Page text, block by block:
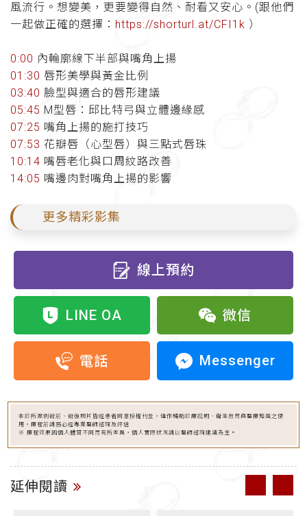
風流行。想變美，更要變得自然、耐看又安心。(跟他們
一起做正確的選擇： https://shorturl.at/CFI1k ）
0:00 內輪廓線下半部與嘴角上揚
01:30 唇形美學與黃金比例
03:40 臉型與適合的唇形建議
05:45 M型唇：邱比特弓與立體邊緣感
07:25 嘴角上揚的施打技巧
07:53 花瓣唇（心型唇）與三點式唇珠
10:14 嘴唇老化與口周紋路改善
14:05 嘴邊肉對嘴角上揚的影響
更多精彩影集
線上預約
LINE OA 微信
電話 Messenger
本診所案例術前、術後照片皆經患者同意授權刊登，僅作輔助診療說明、衛生教育與醫療知識之使
用，療程前請務必經專業醫師諮詢及評估
※ 療程效果因個人體質不同而有所差異，個人實際狀況請以醫師諮詢建議為主。
延伸閱讀